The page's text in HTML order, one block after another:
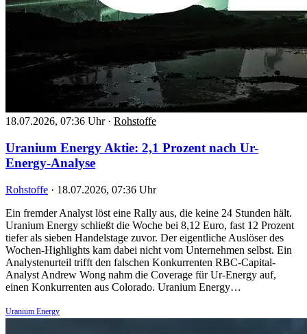
18.07.2026, 07:36 Uhr · Rohstoffe
Uranium Energy Aktie: 2,1 Prozent nach Ur-
Energy-Analyse
Rohstoffe · 18.07.2026, 07:36 Uhr
Ein fremder Analyst löst eine Rally aus, die keine 24 Stunden hält.
Uranium Energy schließt die Woche bei 8,12 Euro, fast 12 Prozent
tiefer als sieben Handelstage zuvor. Der eigentliche Auslöser des
Wochen-Highlights kam dabei nicht vom Unternehmen selbst. Ein
Analystenurteil trifft den falschen Konkurrenten RBC-Capital-
Analyst Andrew Wong nahm die Coverage für Ur-Energy auf,
einen Konkurrenten aus Colorado. Uranium Energy…
Uranium Energy